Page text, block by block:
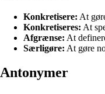
Konkretisere: At
Konkretiseres: At
Afgrænse: At
Særligøre: At gøre
Antonymer